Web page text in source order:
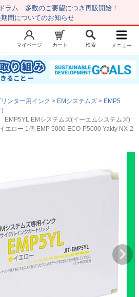
ラム 多数のご要望につき再販開始！
間についてのお知らせ
マイページ
お気に入り
レビュー履歴
マイページ カート 検索 メニュー
リンター用インク EMシステムズ
EMP5
)
EMP5YL EMシステムズ(イーエムシステムズ)
エロー 1個 EMP 5000 ECO-P5000 Yakty NX-2